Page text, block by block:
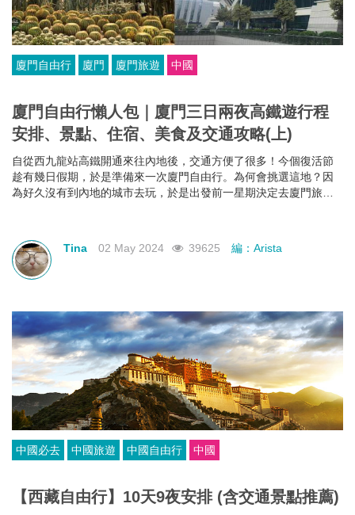
廈門自由行 廈門 廈門旅遊 中國
廈門自由行懶人包｜廈門三日兩夜高鐵遊行程
安排、景點、住宿、美食及交通攻略(上)
自從西九龍站高鐵開通來往內地後，交通方便了很多！今個復活節
趁有幾日假期，於是準備來一次廈門自由行。為何會挑選這地？因
為好久沒有到內地的城市去玩，於是出發前一星期決定去廈門旅
Tina 02 May 2024 39625 編：Arista
中國必去 中國旅遊 中國自由行 中國
【西藏自由行】10天9夜安排 (含交通景點推薦)